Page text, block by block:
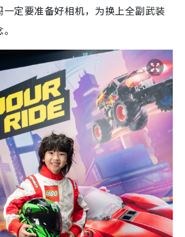
一定要准备好相机，为换上全副武装